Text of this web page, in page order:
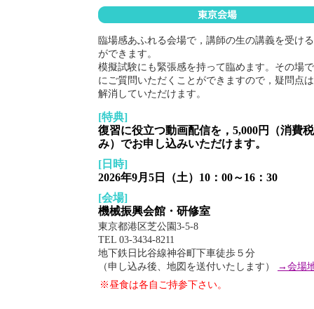
臨場感あふれる会場で，講師の生の講義を受け
ができます。
模擬試験にも緊張感を持って臨めます。その場
にご質問いただくことができますので，疑問点
解消していただけます。
[特典]
復習に役立つ動画配信を，5,000円（消費
み）でお申し込みいただけます。
[日時]
2026年9月5日（土）10：00～16：30
[会場]
機械振興会館・研修室
東京都港区芝公園3-5-8
TEL 03-3434-8211
地下鉄日比谷線神谷町下車徒歩５分
（申し込み後、地図を送付いたします）
→会場
※昼食は各自ご持参下さい。